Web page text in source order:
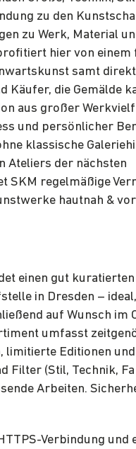
zu den
zu Werk, Material
hier von einem
samt
Käufer, die Gemälde
aus großer
und persönlicher
klassische
Ateliers der nächsten
SKM regelmäßige
hautnah &
einen gut
in Dresden –
auf Wunsch im
umfasst
limitierte Editionen
Filter (Stil, Technik,
Arbeiten.
Verbindung und